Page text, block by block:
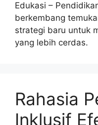
Edukasi –
berkembang
strategi baru untuk
yang lebih cerdas.
Rahasia
Inklusif